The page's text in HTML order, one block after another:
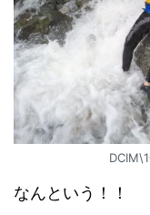
なんという！！